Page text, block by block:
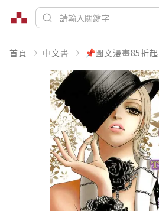
首頁 中文書 📌圖文漫畫85折起